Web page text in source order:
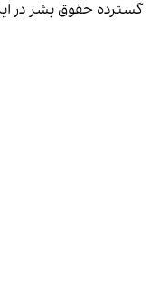
گسترده حقوق بشر در